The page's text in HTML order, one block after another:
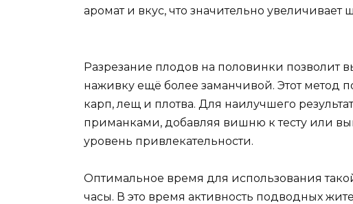
аромат и вкус, что значительно увеличивает
Разрезание плодов на половинки позволит
наживку ещё более заманчивой. Этот метод
карп, лещ и плотва. Для наилучшего
приманками, добавляя вишню к тесту или
уровень привлекательности.
Оптимальное время для использования
часы. В это время активность подводных